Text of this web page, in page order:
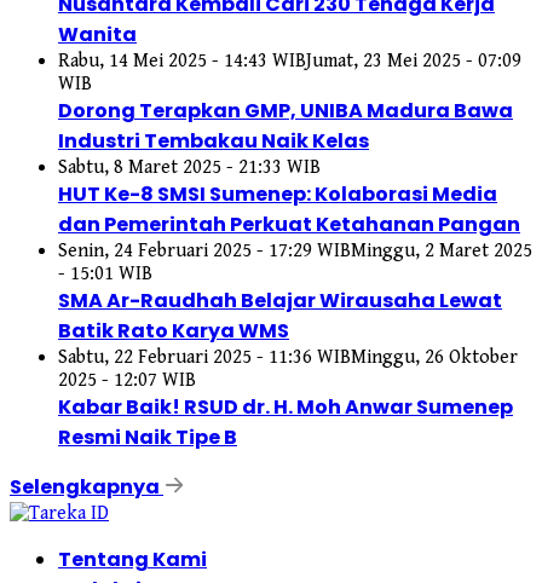
Wanita
Rabu, 14 Mei 2025 - 14:43 WIBJumat, 23 Mei 2025 - 07:09
WIB
Dorong Terapkan GMP, UNIBA Madura Bawa
Industri Tembakau Naik Kelas
Sabtu, 8 Maret 2025 - 21:33 WIB
HUT Ke-8 SMSI Sumenep: Kolaborasi Media
dan Pemerintah Perkuat Ketahanan Pangan
Senin, 24 Februari 2025 - 17:29 WIBMinggu, 2 Maret 2025
- 15:01 WIB
SMA Ar-Raudhah Belajar Wirausaha Lewat
Batik Rato Karya WMS
Sabtu, 22 Februari 2025 - 11:36 WIBMinggu, 26 Oktober
2025 - 12:07 WIB
Kabar Baik! RSUD dr. H. Moh Anwar Sumenep
Resmi Naik Tipe B
Selengkapnya
Tentang Kami